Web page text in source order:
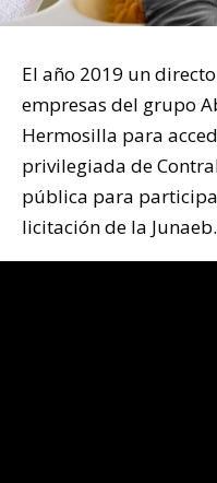
El año 2019 un
empresas del grupo
Hermosilla para
privilegiada de
pública para
licitación de la Junaeb.